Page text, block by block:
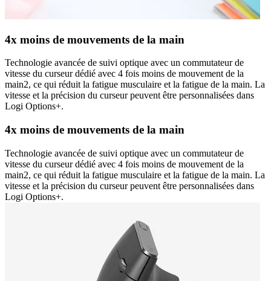
4x moins de mouvements de la main
Technologie avancée de suivi optique avec un commutateur de
vitesse du curseur dédié avec 4 fois moins de mouvement de la
main2, ce qui réduit la fatigue musculaire et la fatigue de la main. La
vitesse et la précision du curseur peuvent être personnalisées dans
Logi Options+.
4x moins de mouvements de la main
Technologie avancée de suivi optique avec un commutateur de
vitesse du curseur dédié avec 4 fois moins de mouvement de la
main2, ce qui réduit la fatigue musculaire et la fatigue de la main. La
vitesse et la précision du curseur peuvent être personnalisées dans
Logi Options+.